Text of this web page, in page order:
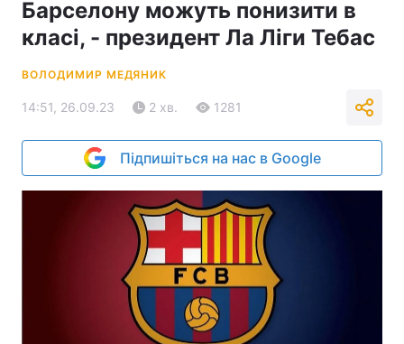
Барселону можуть понизити в
класі, - президент Ла Ліги Тебас
ВОЛОДИМИР МЕДЯНИК
14:51, 26.09.23 2 хв. 1281
Підпишіться на нас в Google